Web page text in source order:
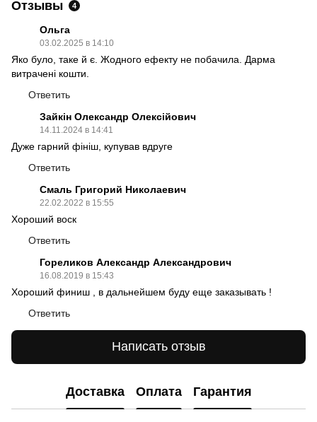
Отзывы 4
Ольга
03.02.2025 в 14:10
Яко було, таке й є. Жодного ефекту не побачила. Дарма
витрачені кошти.
Ответить
Зайкін Олександр Олексійович
14.11.2024 в 14:41
Дуже гарний фініш, купував вдруге
Ответить
Смаль Григорий Николаевич
22.02.2022 в 15:55
Хороший воск
Ответить
Гореликов Александр Александрович
16.08.2019 в 15:43
Хороший финиш , в дальнейшем буду еще заказывать !
Ответить
Написать отзыв
Доставка Оплата Гарантия